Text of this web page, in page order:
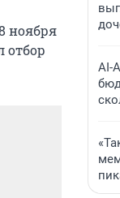
ноября
отбор
AI-